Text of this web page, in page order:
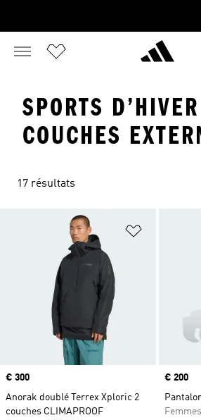
SPORTS D’HIVER
COUCHES
17 résultats
Ajouter à
Prix
€ 300
Anorak doublé Terrex Xploric 2
couches CLIMAPROOF
Prix
€ 200